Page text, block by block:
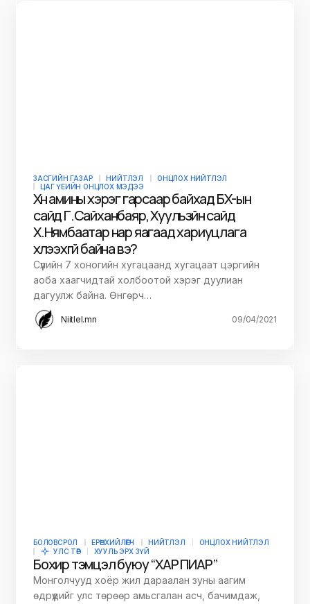
ЗАСГИЙН ГАЗАР НИЙТЛЭЛ
ОНЦЛОХ НИЙТЛЭЛ
ЦАГ ҮЕИЙН ОНЦЛОХ МЭДЭЭ
Хүн амины хэрэг гарсаар байхад БХ-ын
сайд Г.Сайханбаяр, Хуульзүйн сайд
Х.Нямбаатар нар яагаад хариуцлага
хүлээхгүй байна вэ?
Сүүлийн 7 хоногийн хугацаанд хугацаат цэргийн
аоба хаагчидтай холбоотой хэрэг дуулиан
дагуулж байна. Өнгөрч…
Niitlel.mn 09/04/2021
БОЛОВСРОЛ ЕРӨНХИЙЛӨГЧ НИЙТЛЭЛ
ОНЦЛОХ НИЙТЛЭЛ
УЛС ТӨР
ХУУЛЬ ЭРХ ЗҮЙ
Бохир тэмцэл буюу “ХАР ПИАР”
Монголчууд хоёр жил дараалан зуны аагим
өдрүүдийг улс төрөөр амьсгалан асч, бачимдаж,